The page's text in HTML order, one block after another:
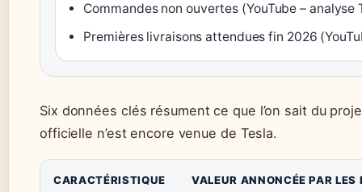
Commandes non ouvertes (YouTube – analyse
Premières livraisons attendues fin 2026
Six données clés résument ce que l’on sait du
officielle n’est encore venue de Tesla.
CARACTÉRISTIQUE VALEUR ANNONCÉE PAR LES